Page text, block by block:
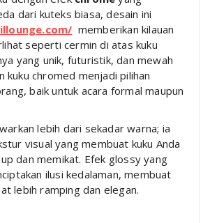
dari kuteks biasa, desain ini
memberikan kilauan
seperti cermin di atas kuku
yang unik, futuristik, dan mewah
kuku chromed menjadi pilihan
baik untuk acara formal maupun
lebih dari sekadar warna; ia
visual yang membuat kuku Anda
dan memikat. Efek glossy yang
ilusi kedalaman, membuat
lebih ramping dan elegan.